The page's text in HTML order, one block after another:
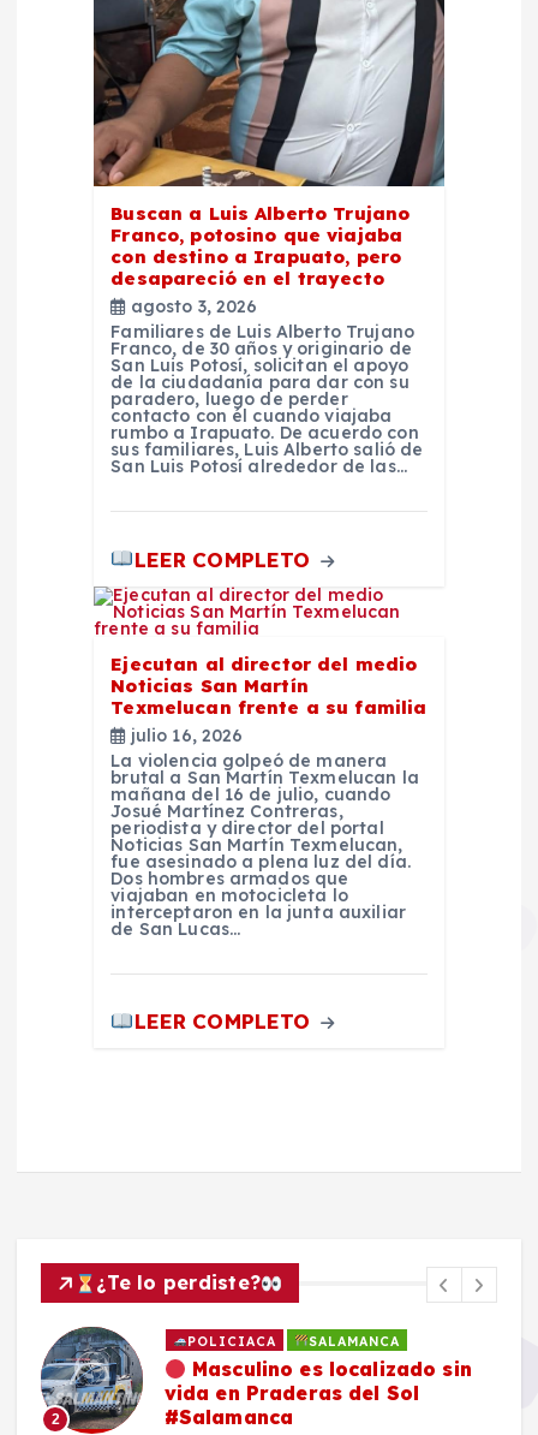
Buscan a Luis Alberto Trujano
Franco, potosino que viajaba
con destino a Irapuato, pero
desapareció en el trayecto
agosto 3, 2026
Familiares de Luis Alberto Trujano
Franco, de 30 años y originario de
San Luis Potosí, solicitan el apoyo
de la ciudadanía para dar con su
paradero, luego de perder
contacto con él cuando viajaba
rumbo a Irapuato. De acuerdo con
sus familiares, Luis Alberto salió de
San Luis Potosí alrededor de las…
LEER COMPLETO
Ejecutan al director del medio
Noticias San Martín
Texmelucan frente a su familia
julio 16, 2026
La violencia golpeó de manera
brutal a San Martín Texmelucan la
mañana del 16 de julio, cuando
Josué Martínez Contreras,
periodista y director del portal
Noticias San Martín Texmelucan,
fue asesinado a plena luz del día.
Dos hombres armados que
viajaban en motocicleta lo
interceptaron en la junta auxiliar
de San Lucas…
LEER COMPLETO
¿Te lo perdiste?
2
POLICIACA SALAMANCA
Masculino es localizado sin
vida en Praderas del Sol
#Salamanca